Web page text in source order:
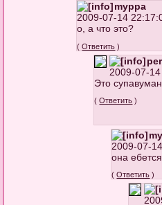
myppa
2009-07-14
о, а что это?
(Ответить )
2009-07-
Это супавуман
(Ответить )
2009-07-
она
(Ответить )